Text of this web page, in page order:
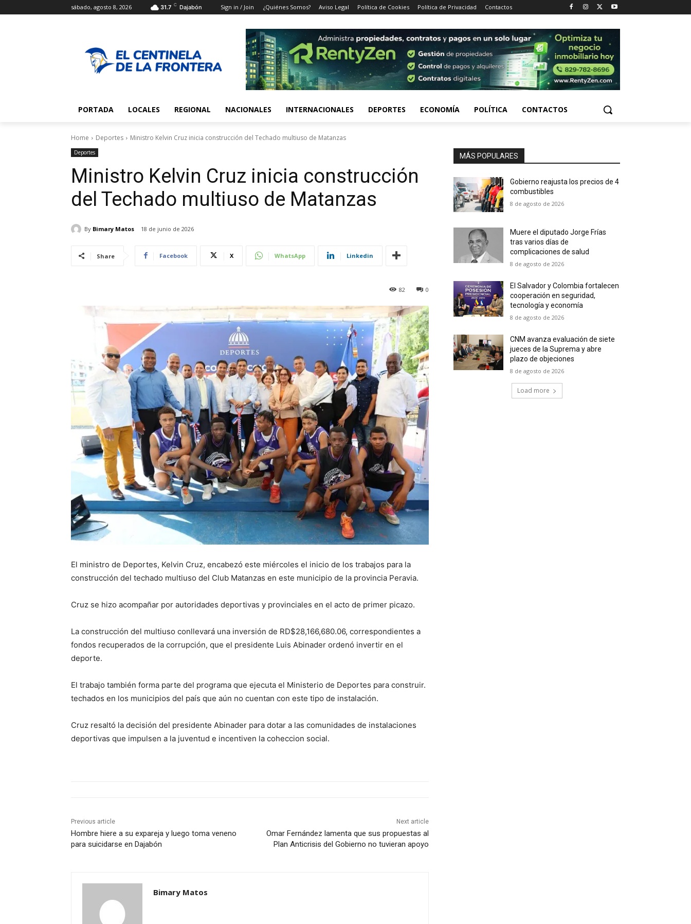
sábado, agosto 8, 2026 31.7 C Dajabón Sign in / Join ¿Quiénes Somos? Aviso Legal Política de Cookies Política de Privacidad Contactos
PORTADA LOCALES REGIONAL NACIONALES INTERNACIONALES DEPORTES ECONOMÍA POLÍTICA CONTACTOS
Home Deportes Ministro Kelvin Cruz inicia construcción del Techado multiuso de Matanzas
Deportes
Ministro Kelvin Cruz inicia construcción
del Techado multiuso de Matanzas
By Bimary Matos 18 de junio de 2026
Share Facebook X WhatsApp Linkedin
0
82
El ministro de Deportes, Kelvin Cruz, encabezó este miércoles el inicio de los trabajos para la
construcción del techado multiuso del Club Matanzas en este municipio de la provincia Peravia.
Cruz se hizo acompañar por autoridades deportivas y provinciales en el acto de primer picazo.
La construcción del multiuso conllevará una inversión de RD$28,166,680.06, correspondientes a
fondos recuperados de la corrupción, que el presidente Luis Abinader ordenó invertir en el
deporte.
El trabajo también forma parte del programa que ejecuta el Ministerio de Deportes para construir.
techados en los municipios del país que aún no cuentan con este tipo de instalación.
Cruz resaltó la decisión del presidente Abinader para dotar a las comunidades de instalaciones
deportivas que impulsen a la juventud e incentiven la coheccion social.
Previous article
Hombre hiere a su expareja y luego toma veneno
para suicidarse en Dajabón
Next article
Omar Fernández lamenta que sus propuestas al
Plan Anticrisis del Gobierno no tuvieran apoyo
Bimary Matos
MÁS POPULARES
Gobierno reajusta los precios de 4
combustibles
8 de agosto de 2026
Muere el diputado Jorge Frías
tras varios días de
complicaciones de salud
8 de agosto de 2026
El Salvador y Colombia fortalecen
cooperación en seguridad,
tecnología y economía
8 de agosto de 2026
CNM avanza evaluación de siete
jueces de la Suprema y abre
plazo de objeciones
8 de agosto de 2026
Load more